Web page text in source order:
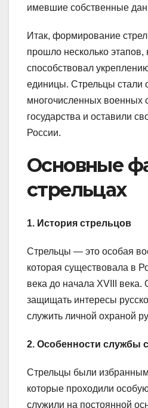
имевшие собственные
Итак, формирование
прошло несколько
способствовал
единицы. Стрельцы стали
многочисленных военных
государства и оставили
России.
Основные
стрельцах
1. История стрельцов
Стрельцы — это особая
которая существовала в
века до начала XVIII
защищать интересы
служить личной охраной
2. Особенности службы
Стрельцы были
которые проходили
служили на постоянной